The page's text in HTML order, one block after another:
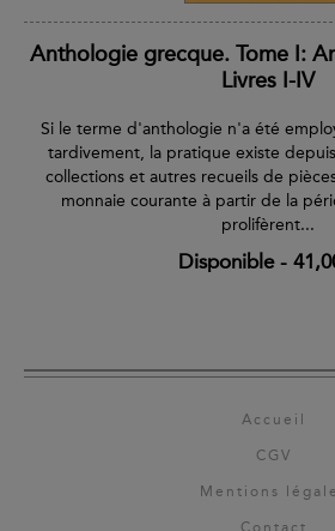
Anthologie grecque. Tome I:
Livres I-IV
Si le terme d'anthologie n'a été
tardivement, la pratique existe
collections et autres recueils de
monnaie courante à partir de la
prolifèrent...
Disponible-
Accueil
CGV
Mentions
Contact